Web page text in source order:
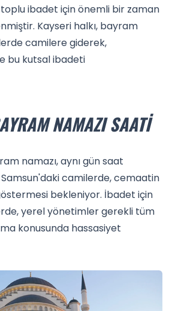
ibadet için önemli bir zaman
Kayseri halkı, bayram
camilere giderek,
bu kutsal ibadeti
NAMAZI SAATI
namazı, aynı gün saat
Samsun'daki camilerde, cemaatin
bekleniyor. İbadet için
yerel yönetimler gerekli tüm
konusunda hassasiyet